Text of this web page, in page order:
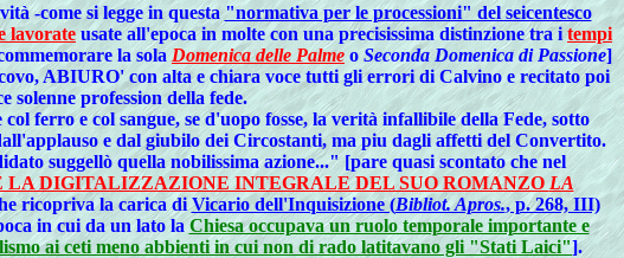
-come si legge in questa"normativa per le processioni" del seicentesco
lavorate usate all'epoca in molte con una precisissima distinzione tra i tempi
la sola Domenica delle Palme o Seconda Domenica di Passione]
ABIURO' con alta e chiara voce tutti gli errori di Calvino e recitato poi
solenne profession della fede.
ferro e col sangue, se d'uopo fosse, la verità infallibile della Fede, sotto
e dal giubilo dei Circostanti, ma piu dagli affetti del Convertito.
suggellò quella nobilissima azione..." [pare quasi scontato che nel
LA DIGITALIZZAZIONE INTEGRALE DEL SUO ROMANZO LA
ricopriva la carica diVicario dell'Inquisizione (Bibliot. Apros., p. 268, III)
in cui da un lato laChiesa occupava un ruolo temporale importante e
ai ceti meno abbienti in cui non di rado latitavano gli "Stati Laici"].